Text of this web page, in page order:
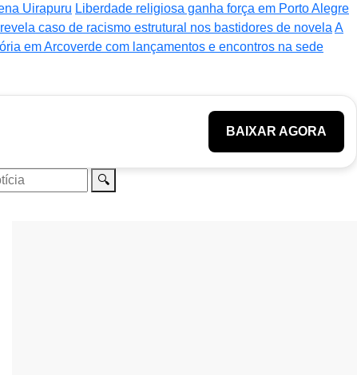
Uirapuru Liberdade religiosa ganha força em Porto Alegre
caso de racismo estrutural nos bastidores de novela A
em Arcoverde com lançamentos e encontros na sede
BAIXAR AGORA
🔍